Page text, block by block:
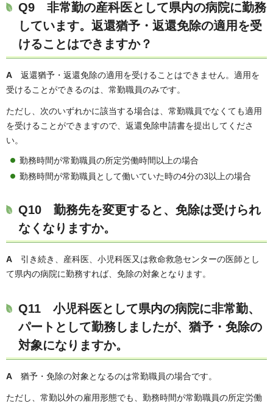
Q9 非常勤の産科医として県内の病院に勤務
しています。返還猶予・返還免除の適用を受
けることはできますか？
A 返還猶予・返還免除の適用を受けることはできません。適用を
受けることができるのは、常勤職員のみです。
ただし、次のいずれかに該当する場合は、常勤職員でなくても適用
を受けることができますので、返還免除申請書を提出してくださ
い。
勤務時間が常勤職員の所定労働時間以上の場合
勤務時間が常勤職員として働いていた時の4分の3以上の場合
Q10 勤務先を変更すると、免除は受けられ
なくなりますか。
A 引き続き、産科医、小児科医又は救命救急センターの医師とし
て県内の病院に勤務すれば、免除の対象となります。
Q11 小児科医として県内の病院に非常勤、
パートとして勤務しましたが、猶予・免除の
対象になりますか。
A 猶予・免除の対象となるのは常勤職員の場合です。
ただし、常勤以外の雇用形態でも、勤務時間が常勤職員の所定労働